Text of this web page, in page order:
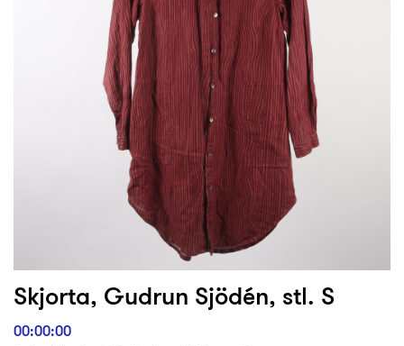
Skjorta, Gudrun Sjödén, stl. S
00:00:00